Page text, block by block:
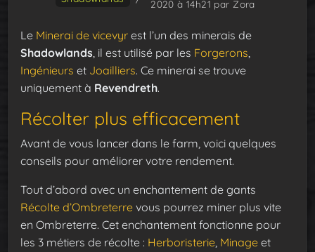
2020 à 14h21 par Zora
Le Minerai de vicevyr est l’un des minerais de
Shadowlands, il est utilisé par les Forgerons,
Ingénieurs et Joailliers. Ce minerai se trouve
uniquement à Revendreth.
Récolter plus efficacement
Avant de vous lancer dans le farm, voici quelques
conseils pour améliorer votre rendement.
Tout d’abord avec un enchantement de gants
Récolte d’Ombreterre vous pourrez miner plus vite
en Ombreterre. Cet enchantement fonctionne pour
les 3 métiers de récolte : Herboristerie, Minage et